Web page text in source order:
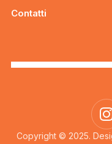
Contatti
Copyright © 2025.